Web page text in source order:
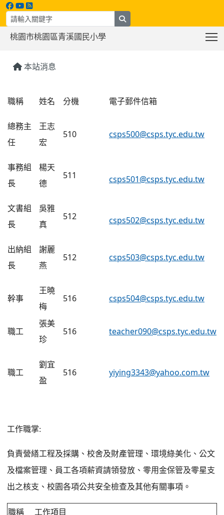
桃園市桃園區青溪國民小學
本站消息
總務處
職稱 姓名 分機 電子郵件信箱
總務主
任
王志
宏
510 csps500@csps.tyc.edu.tw
事務組
長
楊天
德
511 csps501@csps.tyc.edu.tw
文書組
長
吳雅
真
512 csps502@csps.tyc.edu.tw
出納組
長
謝麗
燕
512 csps503@csps.tyc.edu.tw
幹事
王曉
梅
516 csps504@csps.tyc.edu.tw
職工
張美
珍
516 teacher090@csps.tyc.edu.tw
職工
劉宜
盈
516 yiying3343@yahoo.com.tw
工作職掌:
負責營繕工程及採購、校舍及財產管理、環境綠美化、公文
及檔案管理、員工各項薪資請領發放、零用金保管及零星支
出之核支、校園各項公共安全檢查及其他有關事項。
職稱 工作項目